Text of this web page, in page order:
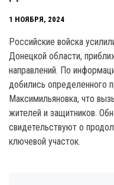
1 НОЯБРЯ, 2024
Российские войска
Донецкой области,
направлений. По
добились определенного
Максимильяновка, что
жителей и защитников.
свидетельствуют о
ключевой участок.